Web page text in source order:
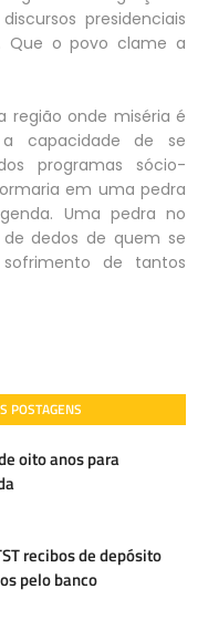
presidenciais
Que o povo clame a
região onde miséria é
capacidade de se
programas sócio-
em uma pedra
Uma pedra no
dedos de quem se
de tantos
POSTAGENS
oito anos para
recibos de depósito
pelo banco